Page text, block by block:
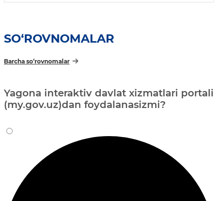
SO‘ROVNOMALAR
Barcha so‘rovnomalar
Yagona interaktiv davlat xizmatlari portali
(my.gov.uz)dan foydalanasizmi?